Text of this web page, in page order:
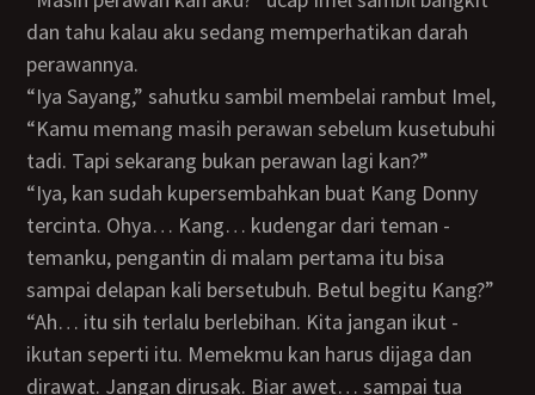
dan tahu kalau aku sedang memperhatikan darah
perawannya.
“Iya Sayang,” sahutku sambil membelai rambut Imel,
“Kamu memang masih perawan sebelum kusetubuhi
tadi. Tapi sekarang bukan perawan lagi kan?”
“Iya, kan sudah kupersembahkan buat Kang Donny
tercinta. Ohya… Kang… kudengar dari teman -
temanku, pengantin di malam pertama itu bisa
sampai delapan kali bersetubuh. Betul begitu Kang?”
“Ah… itu sih terlalu berlebihan. Kita jangan ikut -
ikutan seperti itu. Memekmu kan harus dijaga dan
dirawat. Jangan dirusak. Biar awet… sampai tua